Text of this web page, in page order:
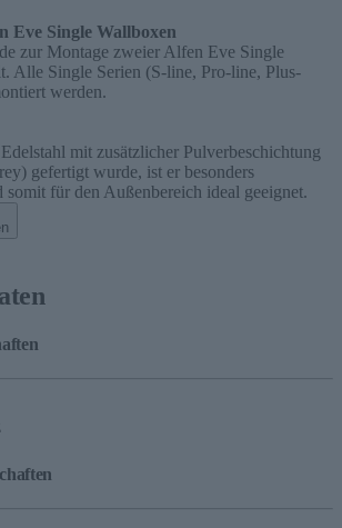
Eve Single Wallboxen
zur Montage zweier Alfen Eve Single
Alle Single Serien (S-line, Pro-line, Plus-
werden.
mit zusätzlicher Pulverbeschichtung
gefertigt wurde, ist er besonders
somit für den Außenbereich ideal geeignet.